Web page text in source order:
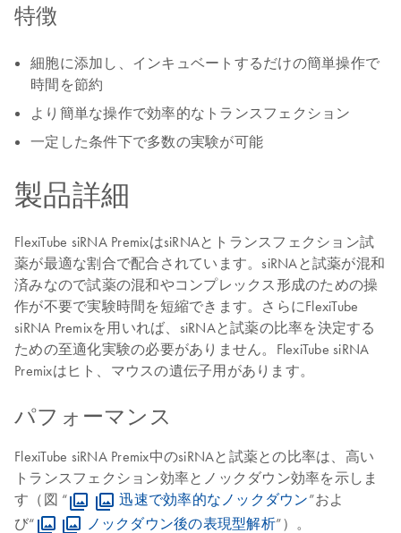
特徴
細胞に添加し、インキュベートするだけの簡単操作で
時間を節約
より簡単な操作で効率的なトランスフェクション
一定した条件下で多数の実験が可能
製品詳細
FlexiTube siRNA PremixはsiRNAとトランスフェクション試
薬が最適な割合で配合されています。siRNAと試薬が混和
済みなので試薬の混和やコンプレックス形成のための操
作が不要で実験時間を短縮できます。さらにFlexiTube
siRNA Premixを用いれば、siRNAと試薬の比率を決定する
ための至適化実験の必要がありません。FlexiTube siRNA
Premixはヒト、マウスの遺伝子用があります。
パフォーマンス
FlexiTube siRNA Premix中のsiRNAと試薬との比率は、高い
トランスフェクション効率とノックダウン効率を示しま
す（図 “
迅速で効率的なノックダウン”およ
び“
ノックダウン後の表現型解析”）。